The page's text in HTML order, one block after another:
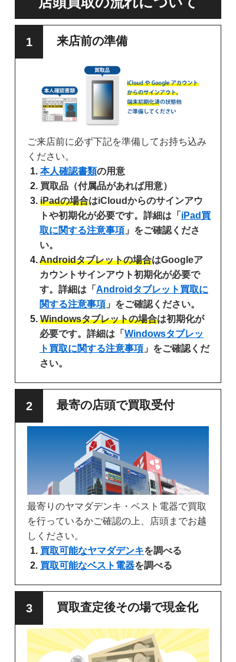
来店前の準備
ご来店前に必ず下記を準備してお持ち込み
ください。
本人確認書類の用意
買取品（付属品があれば用意）
iPadの場合はiCloudからのサインアウ
トや初期化が必要です。詳細は「 iPad買
取に関する注意事項 」をご確認くださ
い。
Androidタブレットの場合はGoogleア
カウントサインアウト初期化が必要で
す。詳細は「 Androidタブレット買取に
関する注意事項 」をご確認ください。
Windowsタブレットの場合は初期化が
必要です。詳細は「 Windowsタブレッ
ト買取に関する注意事項 」をご確認くだ
さい。
最寄の店頭で買取受付
最寄りのヤマダデンキ・ベスト電器で買取
を行っているかご確認の上、店頭までお越
しください。
買取可能なヤマダデンキを調べる
買取可能なベスト電器を調べる
買取査定後その場で現金化